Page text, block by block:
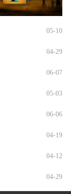
05-10
04-29
06-07
05-03
06-06
04-19
04-12
04-29